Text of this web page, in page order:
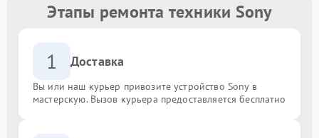
Этапы ремонта техники Sony
1 Доставка
Вы или наш курьер привозите устройство Sony в
мастерскую. Вызов курьера предоставляется бесплатно